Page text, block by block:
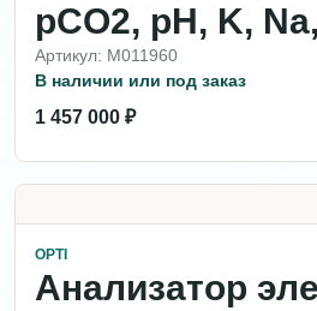
pCO2, pH, K,
Артикул: M011960
В наличии или под заказ
1 457 000 ₽
OPTI
Анализатор